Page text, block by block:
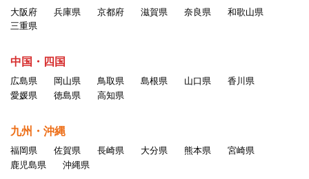
大阪府 兵庫県 京都府 滋賀県 奈良県
和歌山県
三重県
中国・四国
広島県 岡山県 鳥取県 島根県 山口県
香川県
愛媛県
徳島県 高知県
九州・沖縄
福岡県 佐賀県 長崎県 大分県 熊本県
宮崎県
鹿児島県
沖縄県